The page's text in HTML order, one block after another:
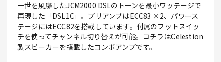
一世を風靡したJCM2000 DSLのトーンを最小ワッテージで
再現した「DSL1C」。プリアンプはECC83 ×2、パワース
テージにはECC82を搭載しています。付属のフットスイッ
チを使ってチャンネル切り替えが可能。コチラはCelestion
製スピーカーを搭載したコンボアンプです。